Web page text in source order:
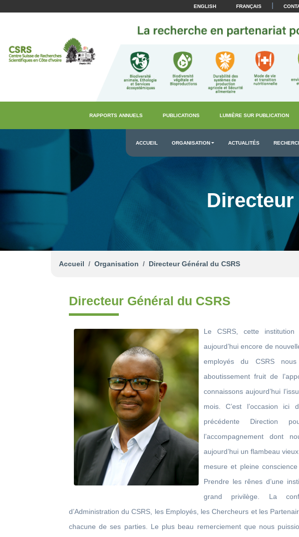
ENGLISH FRANÇAIS |
RAPPORTS ANNUELS PUBLICATIONS LUMIÈRE SUR PUBLICATION
ACCUEIL ORGANISATION ACTUALITÉS
Directeur
Accueil Organisation Directeur Général du CSRS
Directeur Général du CSRS
Le CSRS, cette
aujourd’hui encore de
employés du CSRS
aboutissement fruit de
connaissons aujourd’hui
mois. C’est l’occasion
précédente Direction
l’accompagnement dont
aujourd’hui un flambeau
mesure et pleine
Prendre les rênes d’une
grand privilège. La
d’Administration du CSRS, les Employés, les Chercheurs et les
chacune de ses parties. Le plus beau remerciement que nous